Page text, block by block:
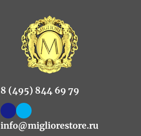
8 (495) 844 69 79
info@migliorestore.ru